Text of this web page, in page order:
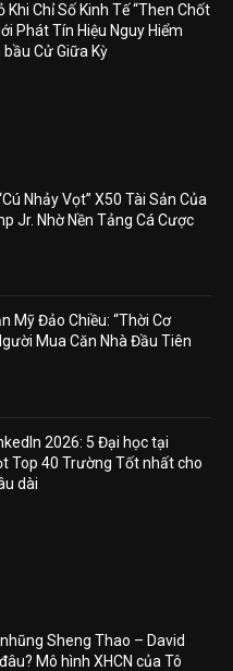
Khi Chỉ Số Kinh Tế “Then Chốt
Phát Tín Hiệu Nguy Hiểm
Cử Giữa Kỳ
Nhảy Vọt” X50 Tài Sản Của
Jr. Nhờ Nền Tảng Cá Cược
Mỹ Đảo Chiều: “Thời Cơ
Mua Căn Nhà Đầu Tiên
2026: 5 Đại học tại
Top 40 Trường Tốt nhất cho
dài
Sheng Thao – David
Mô hình XHCN của Tô